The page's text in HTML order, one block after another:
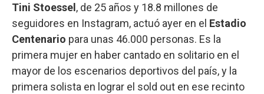
Tini Stoessel , de 25 años y 18.8 millones de
seguidores en Instagram, actuó ayer en el Estadio
Centenario para unas 46.000 personas. Es la
primera mujer en haber cantado en solitario en el
mayor de los escenarios deportivos del país, y la
primera solista en lograr el sold out en ese recinto